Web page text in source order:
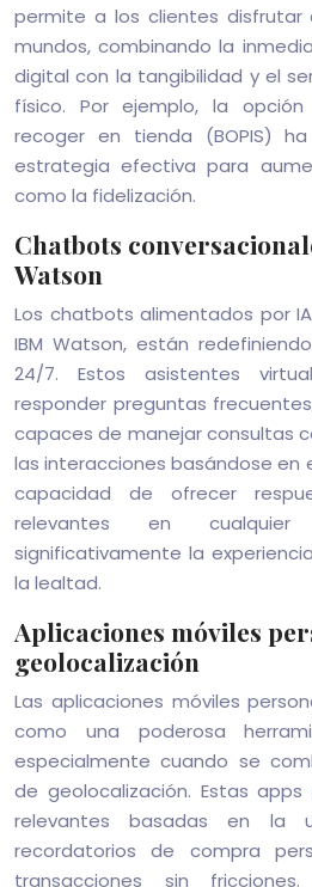
permite a los clientes
mundos, combinando la
digital con la tangibilidad y el
físico. Por ejemplo, la
recoger en tienda (BOPIS)
estrategia efectiva para
como la fidelización.
Chatbots
Watson
Los chatbots alimentados por
IBM Watson, están
24/7. Estos asistentes
responder preguntas
capaces de manejar consultas
las interacciones basándose en
capacidad de ofrecer
relevantes en
significativamente la
la lealtad.
Aplicaciones móviles
geolocalización
Las aplicaciones móviles
como una poderosa
especialmente cuando se
de geolocalización. Estas
relevantes basadas en la
recordatorios de compra
transacciones sin